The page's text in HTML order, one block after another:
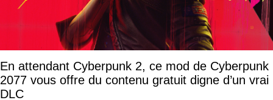
En attendant Cyberpunk 2, ce mod de Cyberpunk
2077 vous offre du contenu gratuit digne d’un vrai
DLC